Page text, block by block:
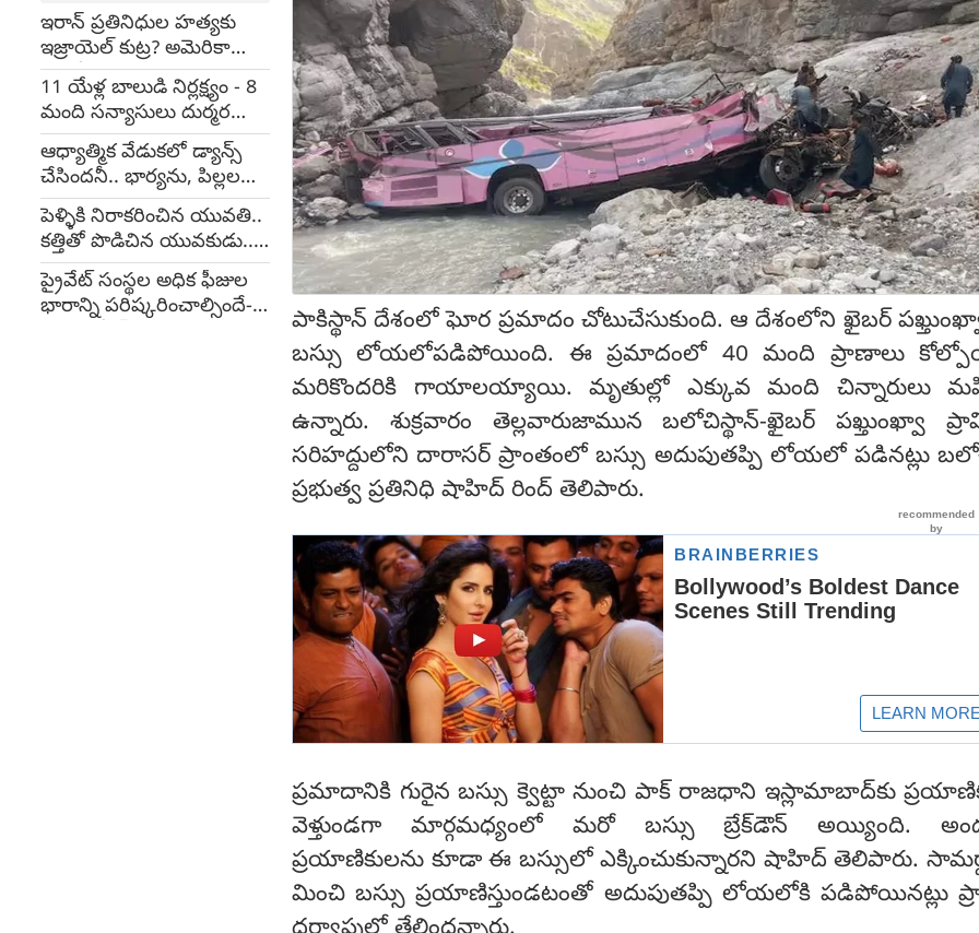
ఇరాన్ ప్రతినిధుల హత్యకు
ఇజ్రాయెల్ కుట్ర? అమెరికా
ఆందోళన
11 యేళ్ల బాలుడి నిర్లక్ష్యం - 8
మంది సన్యాసులు దుర్మరణం
(Video)
ఆధ్యాత్మిక వేడుకలో డ్యాన్స్
చేసిందనీ.. భార్యను, పిల్లలను
నరికి చంపేసిన భర్త
పెళ్ళికి నిరాకరించిన యువతి..
కత్తితో పొడిచిన యువకుడు..
చివరకు నాటు బాంబు పేలి...
ప్రైవేట్ సంస్థల అధిక ఫీజుల
భారాన్ని పరిష్కరించాల్సిందే-
పాకిస్థాన్ దేశంలో ఘోర ప్రమాదం చోటుచేసుకుంది. ఆ దేశంలోని ఖైబర్
బస్సు లోయలోపడిపోయింది. ఈ ప్రమాదంలో 40 మంది ప్రాణాలు
మరికొందరికి గాయాలయ్యాయి. మృతుల్లో ఎక్కువ మంది చిన్నారులు
ఉన్నారు. శుక్రవారం తెల్లవారుజామున బలోచిస్థాన్-ఖైబర్ పఖ్తుంఖ్వా
సరిహద్దులోని దారాసర్ ప్రాంతంలో బస్సు అదుపుతప్పి లోయలో పడినట్లు
ప్రభుత్వ ప్రతినిధి షాహిద్ రింద్ తెలిపారు.
ప్రమాదానికి గురైన బస్సు క్వెట్టా నుంచి పాక్ రాజధాని ఇస్లామాబాద్‌కు
వెళ్తుండగా మార్గమధ్యంలో మరో బస్సు బ్రేక్‌డౌన్‌ అయ్యింది.
ప్రయాణికులను కూడా ఈ బస్సులో ఎక్కించుకున్నారని షాహిద్ తెలిపారు.
మించి బస్సు ప్రయాణిస్తుండటంతో అదుపుతప్పి లోయలోకి పడిపోయినట్లు